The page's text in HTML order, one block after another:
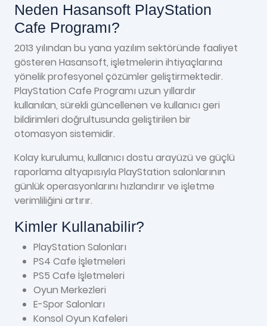
Neden Hasansoft PlayStation
Cafe Programı?
2013 yılından bu yana yazılım sektöründe faaliyet
gösteren Hasansoft, işletmelerin ihtiyaçlarına
yönelik profesyonel çözümler geliştirmektedir.
PlayStation Cafe Programı uzun yıllardır
kullanılan, sürekli güncellenen ve kullanıcı geri
bildirimleri doğrultusunda geliştirilen bir
otomasyon sistemidir.
Kolay kurulumu, kullanıcı dostu arayüzü ve güçlü
raporlama altyapısıyla PlayStation salonlarının
günlük operasyonlarını hızlandırır ve işletme
verimliliğini artırır.
Kimler Kullanabilir?
PlayStation Salonları
PS4 Cafe İşletmeleri
PS5 Cafe İşletmeleri
Oyun Merkezleri
E-Spor Salonları
Konsol Oyun Kafeleri